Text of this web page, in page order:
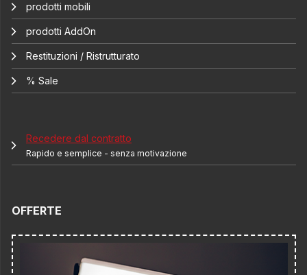
prodotti mobili
prodotti AddOn
Restituzioni / Ristrutturato
% Sale
Recedere dal contratto
Rapido e semplice - senza motivazione
OFFERTE